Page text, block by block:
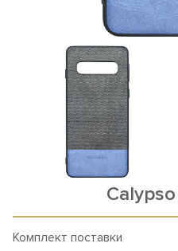
Комплект поставки